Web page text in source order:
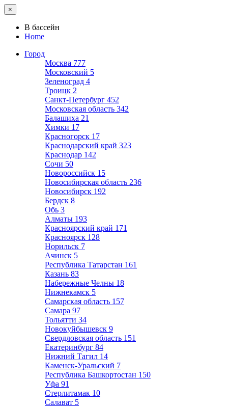
×
В бассейн
Home
Город
Москва 777
Московский 5
Зеленоград 4
Троицк 2
Санкт-Петербург 452
Московская область 342
Балашиха 21
Химки 17
Красногорск 17
Краснодарский край 323
Краснодар 142
Сочи 50
Новороссийск 15
Новосибирская область 236
Новосибирск 192
Бердск 8
Обь 3
Алматы 193
Красноярский край 171
Красноярск 128
Норильск 7
Ачинск 5
Республика Татарстан 161
Казань 83
Набережные Челны 18
Нижнекамск 5
Самарская область 157
Самара 97
Тольятти 34
Новокуйбышевск 9
Свердловская область 151
Екатеринбург 84
Нижний Тагил 14
Каменск-Уральский 7
Республика Башкортостан 150
Уфа 91
Стерлитамак 10
Салават 5